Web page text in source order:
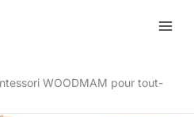
WOODMAM pour tout-